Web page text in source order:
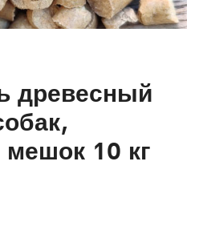
древесный
10 кг